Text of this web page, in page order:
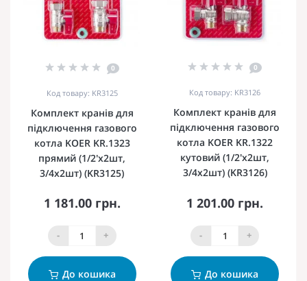
0
Код товару: KR3125
Комплект кранів для
підключення газового
котла KOER KR.1323
прямий (1/2'x2шт,
3/4x2шт) (KR3125)
1 181.00 грн.
- +
До кошика
0
Код товару: KR3126
Комплект кранів для
підключення газового
котла KOER KR.1322
кутовий (1/2'x2шт,
3/4x2шт) (KR3126)
1 201.00 грн.
- +
До кошика